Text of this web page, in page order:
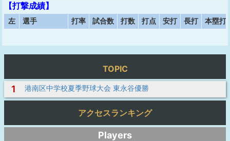
【打撃成績】
左 選手 打率 試合数 打数 打点 安打 長打 本塁打
TOPIC
1 港南区中学校夏季野球大会 東永谷優勝
アクセスランキング
Players